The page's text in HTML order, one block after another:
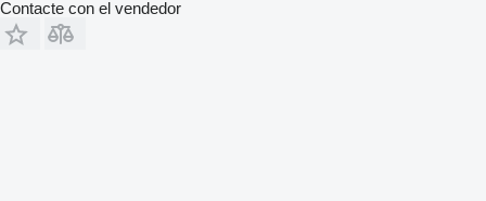
Contacte con el vendedor